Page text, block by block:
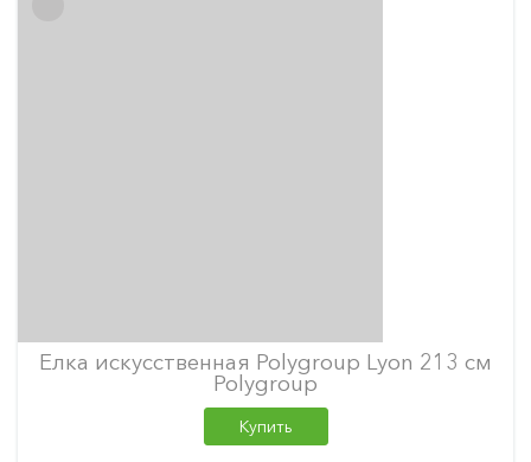
Елка искусственная Polygroup Lyon 213 см
Polygroup
Купить